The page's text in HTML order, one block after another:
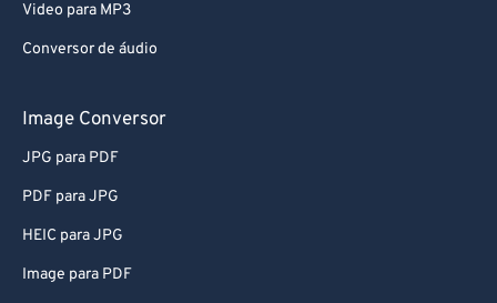
Video para MP3
Conversor de áudio
Image Conversor
JPG para PDF
PDF para JPG
HEIC para JPG
Image para PDF